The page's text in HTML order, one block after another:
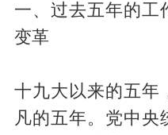
一、过去五年的工
变革
十九大以来的五年
凡的五年。党中央